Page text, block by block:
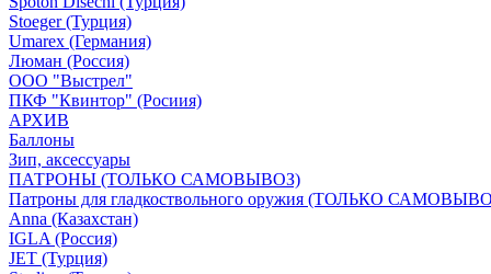
Stoeger (Турция)
Umarex (Германия)
Люман (Россия)
ООО "Выстрел"
ПКФ "Квинтор" (Росиия)
АРХИВ
Баллоны
Зип, аксессуары
ПАТРОНЫ (ТОЛЬКО САМОВЫВОЗ)
Патроны для гладкоствольного оружия (ТОЛЬКО
Anna (Казахстан)
IGLA (Россия)
JET (Турция)